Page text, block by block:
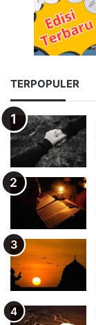
TERPOPULER